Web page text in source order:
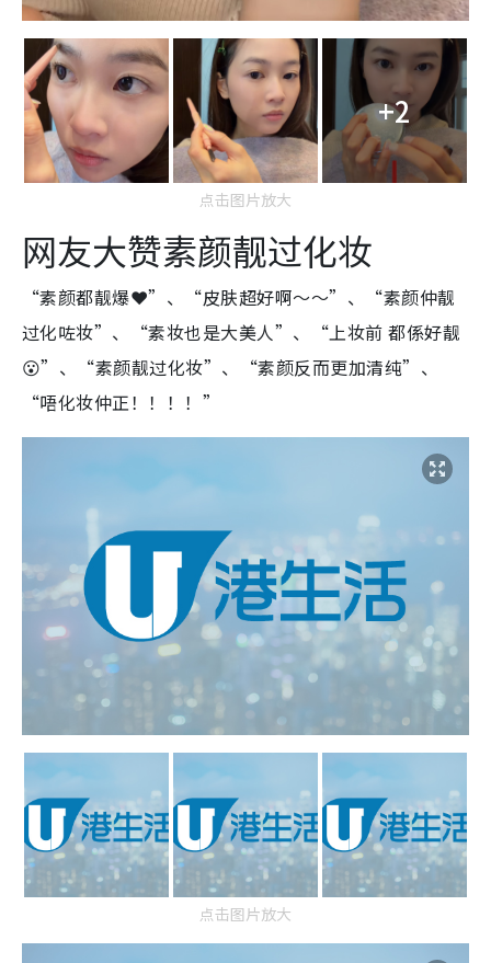
+2
点击图片放大
网友大赞素颜靓过化妆
“素颜都靓爆❤️”、“皮肤超好啊～～”、“素颜仲靓
过化咗妆”、“素妆也是大美人”、“上妆前 都係好靓
😮”、“素颜靓过化妆”、“素颜反而更加清纯”、
“唔化妆仲正！！！！”
点击图片放大